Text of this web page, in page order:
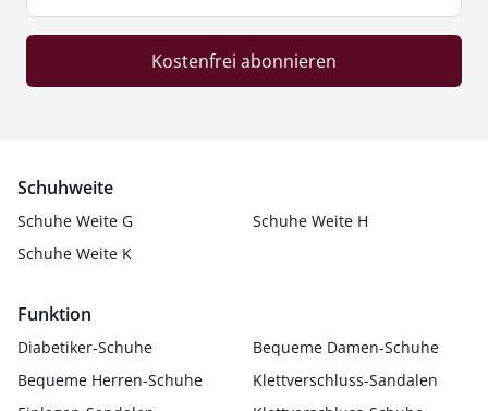
Kostenfrei abonnieren
Schuhweite
Schuhe Weite G
Schuhe Weite H
Schuhe Weite K
Funktion
Diabetiker-Schuhe
Bequeme Damen-Schuhe
Bequeme Herren-Schuhe
Klettverschluss-Sandalen